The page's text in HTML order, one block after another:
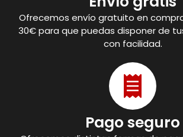
Ofrecemos envío gratuito en
30€ para que puedas disponer de
con facilidad.
Pago seguro